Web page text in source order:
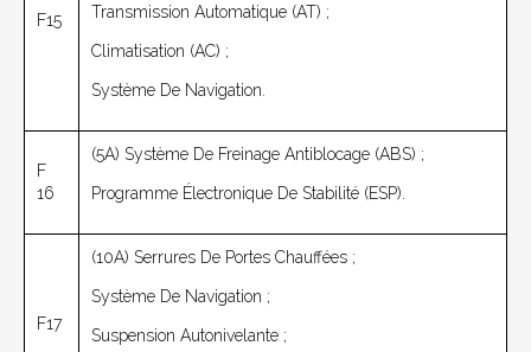
F15 Transmission Automatique (AT) ;
Climatisation (AC) ;
Système De Navigation.
F
16
(5A) Système De Freinage Antiblocage (ABS) ;
Programme Électronique De Stabilité (ESP).
F17
(10A) Serrures De Portes Chauffées ;
Système De Navigation ;
Suspension Autonivelante ;